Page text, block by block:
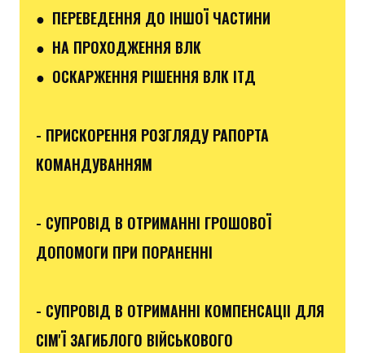
● ПЕРЕВЕДЕННЯ ДО ІНШОЇ ЧАСТИНИ
● НА ПРОХОДЖЕННЯ ВЛК
● ОСКАРЖЕННЯ РІШЕННЯ ВЛК ІТД
- ПРИСКОРЕННЯ РОЗГЛЯДУ РАПОРТА
КОМАНДУВАННЯМ
- СУПРОВІД В ОТРИМАННІ ГРОШОВОЇ
ДОПОМОГИ ПРИ ПОРАНЕННІ
- СУПРОВІД В ОТРИМАННІ КОМПЕНСАЦІІ ДЛЯ
СІМ'Ї ЗАГИБЛОГО ВІЙСЬКОВОГО